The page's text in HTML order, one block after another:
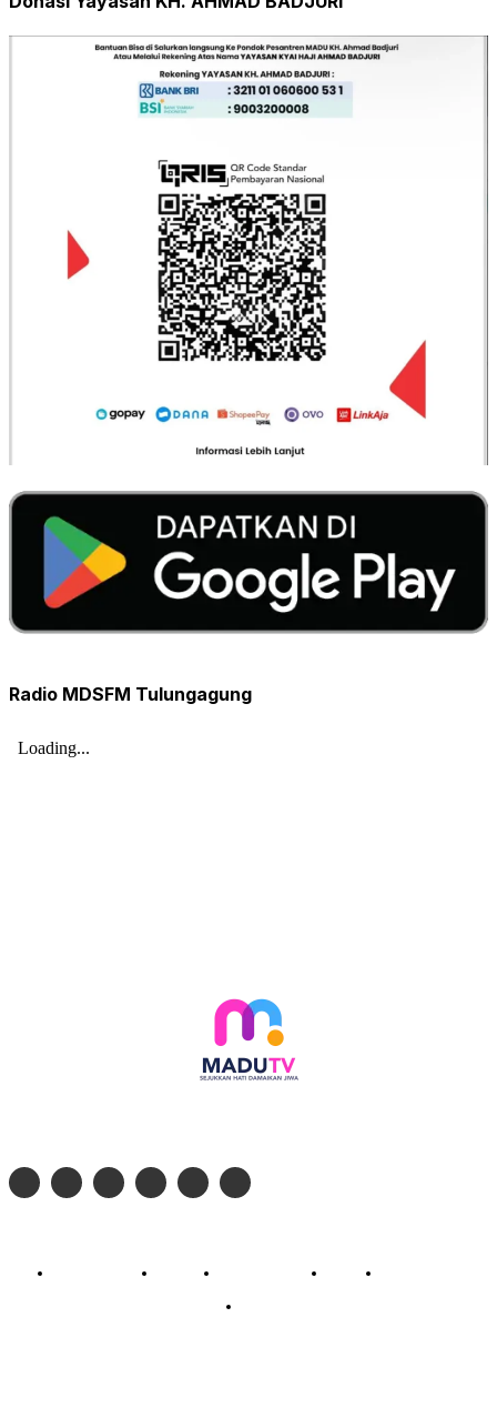
Radio MDSFM Tulungagung
Profil Madu TV Redaksi Pedoman Siber Kontak